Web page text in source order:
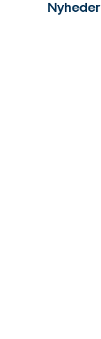
Nyheder